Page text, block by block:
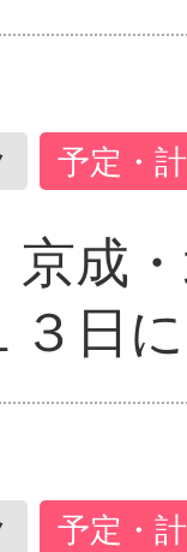
予定・
京成
日
予定・